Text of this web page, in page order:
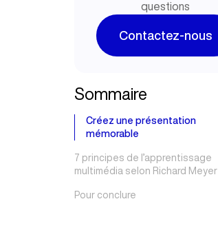
questions
Contactez-nous
Sommaire
Créez une présentation
mémorable
7 principes de l’apprentissage
multimédia selon Richard Meyer
Pour conclure